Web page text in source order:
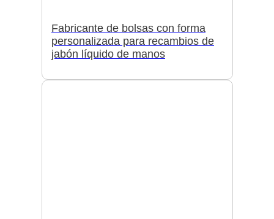
Fabricante de bolsas con forma
personalizada para recambios de
jabón líquido de manos